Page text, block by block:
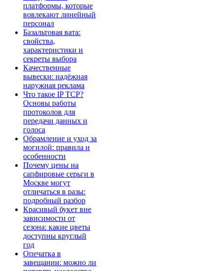
платформы, которые
вовлекают линейный
персонал
Базальтовая вата:
свойства,
характеристики и
секреты выбора
Качественные
вывески: надёжная
наружная реклама
Что такое IP TCP?
Основы работы
протоколов для
передачи данных и
голоса
Обрамление и уход за
могилой: правила и
особенности
Почему цены на
сапфировые серьги в
Москве могут
отличаться в разы:
подробный разбор
Красивый букет вне
зависимости от
сезона: какие цветы
доступны круглый
год
Опечатка в
завещании: можно ли